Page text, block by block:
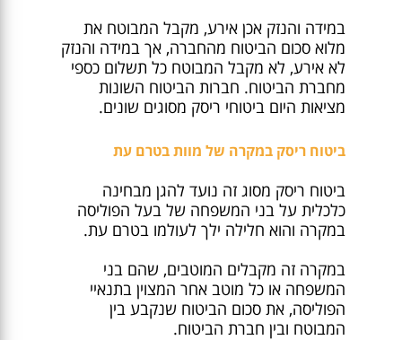
במידה והנזק אכן אירע, מקבל המבוטח את
מלוא סכום הביטוח מהחברה, אך במידה והנזק
לא אירע, לא מקבל המבוטח כל תשלום כספי
מחברת הביטוח. חברות הביטוח השונות
מציאות היום ביטוחי ריסק מסוגים שונים.
ביטוח ריסק במקרה של מוות בטרם עת
ביטוח ריסק מסוג זה נועד להגן מבחינה
כלכלית על בני המשפחה של בעל הפוליסה
במקרה והוא חלילה ילך לעולמו בטרם עת.
במקרה זה מקבלים המוטבים, שהם בני
המשפחה או כל מוטב אחר המצוין בתנאיי
הפוליסה, את סכום הביטוח שנקבע בין
המבוטח ובין חברת הביטוח.